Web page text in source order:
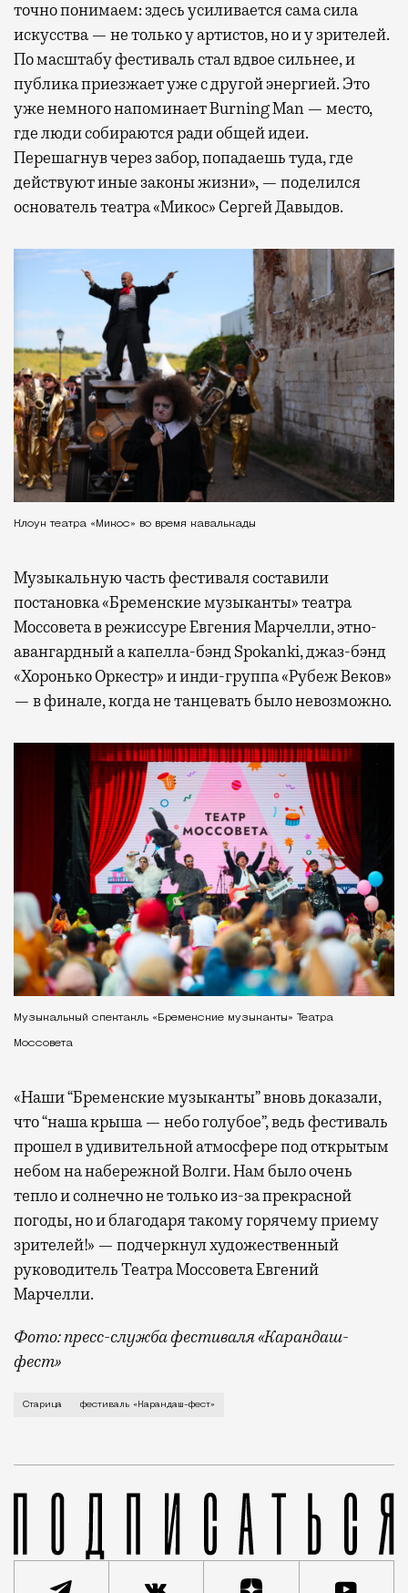
точно понимаем: здесь усиливается сама сила
искусства — не только у артистов, но и у зрителей.
По масштабу фестиваль стал вдвое сильнее, и
публика приезжает уже с другой энергией. Это
уже немного напоминает Burning Man — место,
где люди собираются ради общей идеи.
Перешагнув через забор, попадаешь туда, где
действуют иные законы жизни», — поделился
основатель театра «Микос» Сергей Давыдов.
Клоун театра «Микос» во время кавалькады
Музыкальную часть фестиваля составили
постановка «Бременские музыканты» театра
Моссовета в режиссуре Евгения Марчелли, этно-
авангардный а капелла-бэнд Spokanki, джаз-бэнд
«Хоронько Оркестр» и инди-группа «Рубеж Веков»
— в финале, когда не танцевать было невозможно.
Музыкальный спектакль «Бременские музыканты» Театра
Моссовета
«Наши “Бременские музыканты” вновь доказали,
что “наша крыша — небо голубое”, ведь фестиваль
прошел в удивительной атмосфере под открытым
небом на набережной Волги. Нам было очень
тепло и солнечно не только из-за прекрасной
погоды, но и благодаря такому горячему приему
зрителей!» — подчеркнул художественный
руководитель Театра Моссовета Евгений
Марчелли.
Фото: пресс-служба фестиваля «Карандаш-
фест»
В минувший уикенд маленькая Старица в
Старица фестиваль «Карандаш-фест»